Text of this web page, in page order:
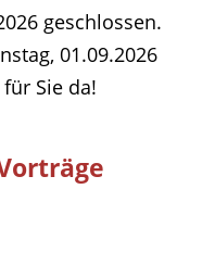
geschlossen.
01.09.2026
Sie da!